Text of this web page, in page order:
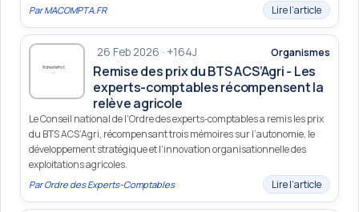
ParMACOMPTA.FR Lire l’article
26 Feb 2026 · +164J Organismes
Remise des prix du BTS ACS’Agri - Les
experts-comptables récompensent la
relève agricole
Le Conseil national de l’Ordre des experts‑comptables a remis les prix
du BTS ACS’Agri, récompensant trois mémoires sur l’autonomie, le
développement stratégique et l’innovation organisationnelle des
exploitations agricoles.
ParOrdre des Experts-Comptables Lire l’article